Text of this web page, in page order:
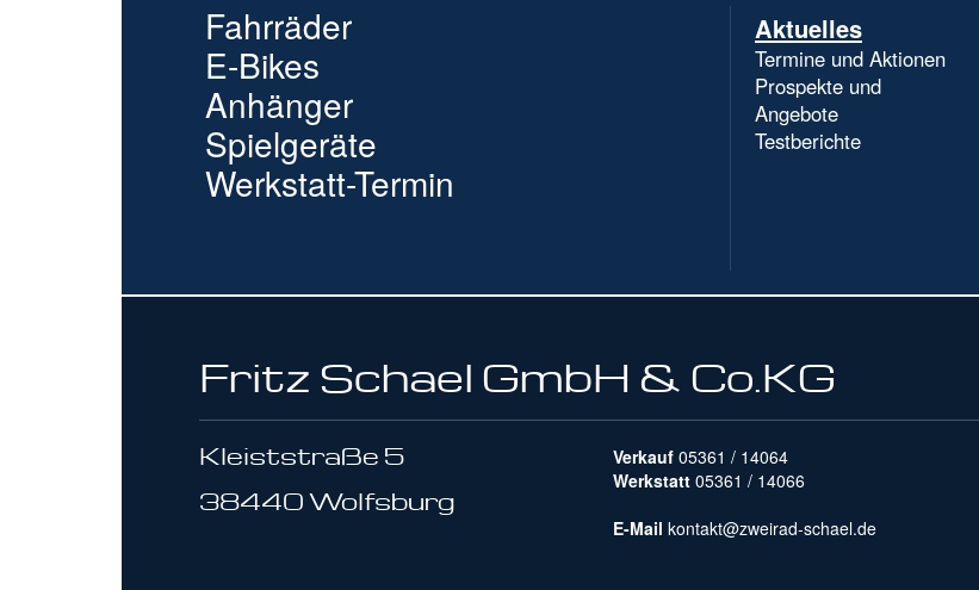
Fahrräder
E-Bikes
Anhänger
Spielgeräte
Werkstatt-Termin
Navigation
überspringen
Aktuelles
Termine und Aktionen
Prospekte und
Angebote
Testberichte
Fritz Schael GmbH & Co.KG
Kleiststraße 5
38440 Wolfsburg
Verkauf 05361 / 14064
Werkstatt 05361 / 14066
E-Mail kontakt@zweirad-schael.de